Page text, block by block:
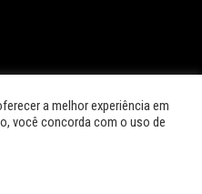
a Conservação dos
Conteúdo por Greenbond
a melhor experiência em
você concorda com o uso de